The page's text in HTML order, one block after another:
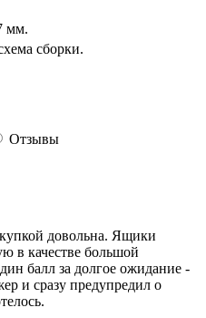
мм.
сборки.
Отзывы
довольна. Ящики
в качестве большой
балл за долгое ожидание -
и сразу предупредил о